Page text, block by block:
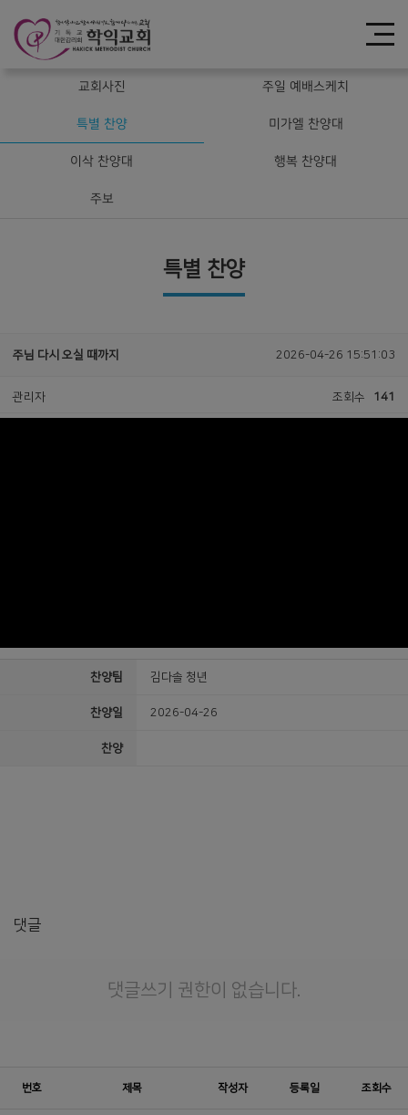
교회사진 주일 예배스케치
특별 찬양 미가엘 찬양대
이삭 찬양대 행복 찬양대
주보
특별 찬양
주님 다시 오실 때까지 2026-04-26 15:51:03
관리자 조회수 141
찬양팀 김다솔 청년
찬양일 2026-04-26
찬양
댓글
댓글쓰기 권한이 없습니다.
번호 제목 작성자 등록일 조회수